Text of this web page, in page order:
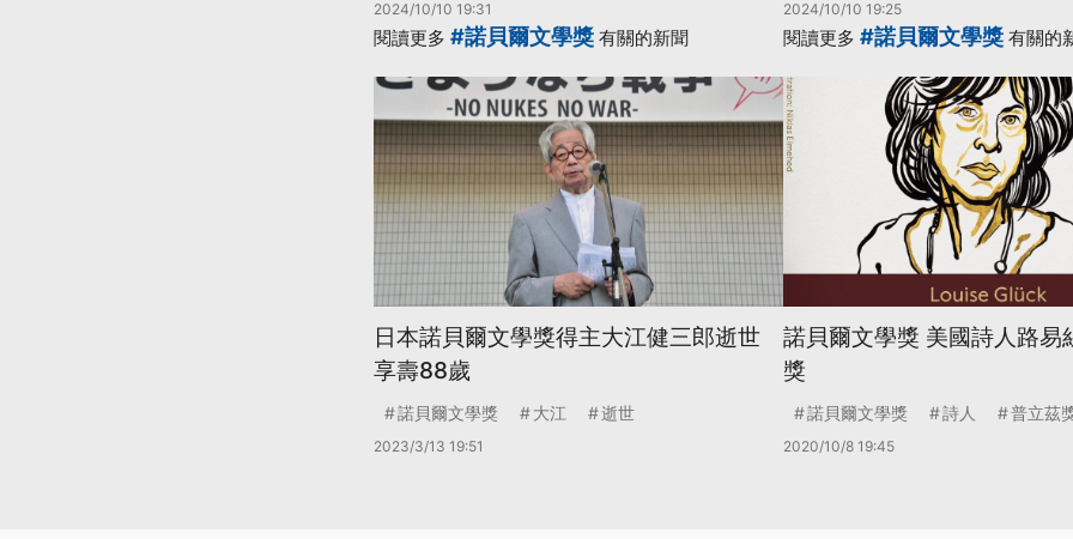
2024/10/10 19:31 2024/10/10 19:25
閱讀更多 #諾貝爾文學獎 有關的新聞
日本諾貝爾文學獎得主大江健三郎逝世
享壽88歲
諾貝爾文學獎 大江 逝世
2023/3/13 19:51
閱讀更多 #諾貝爾文學獎 有關的
諾貝爾文學獎 美國詩人路易
獎
諾貝爾文學獎 詩人 普立茲
2020/10/8 19:45